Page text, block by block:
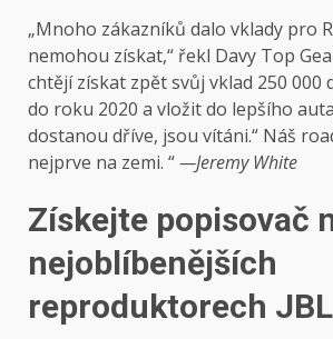
„Mnoho zákazníků dalo vklady pro
nemohou získat,“ řekl Davy Top
chtějí získat zpět svůj vklad 250 000
do roku 2020 a vložit do lepšího
dostanou dříve, jsou vítáni.“ Náš
nejprve na zemi. “—Jeremy White
Získejte popisovač
nejoblíbenějších
reproduktorech JBL